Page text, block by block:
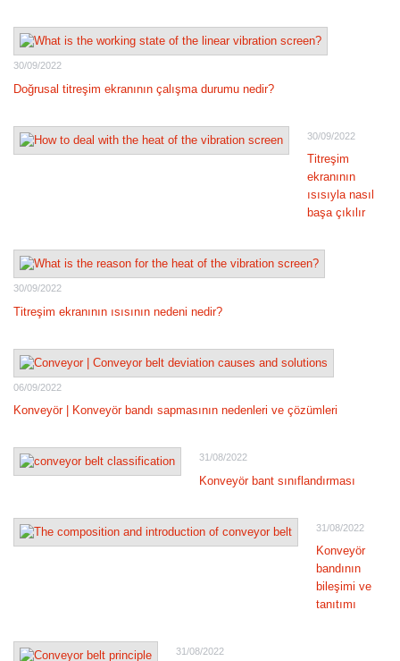
30/09/2022
Doğrusal titreşim ekranının çalışma durumu nedir?
30/09/2022
Titreşim
ekranının
ısısıyla nasıl
başa çıkılır
30/09/2022
Titreşim ekranının ısısının nedeni nedir?
06/09/2022
Konveyör | Konveyör bandı sapmasının nedenleri ve çözümleri
31/08/2022
Konveyör bant sınıflandırması
31/08/2022
Konveyör
bandının
bileşimi ve
tanıtımı
31/08/2022